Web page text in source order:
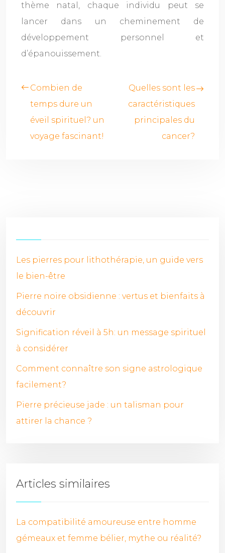
thème natal, chaque individu peut se
lancer dans un cheminement de
développement personnel et
d’épanouissement.
Combien de
temps dure un
éveil spirituel? un
voyage fascinant!
Quelles sont les
caractéristiques
principales du
cancer?
Les pierres pour lithothérapie, un guide vers
le bien-être
Pierre noire obsidienne : vertus et bienfaits à
découvrir
Signification réveil à 5h: un message spirituel
à considérer
Comment connaître son signe astrologique
facilement?
Pierre précieuse jade : un talisman pour
attirer la chance ?
Articles similaires
La compatibilité amoureuse entre homme
gémeaux et femme bélier, mythe ou réalité?